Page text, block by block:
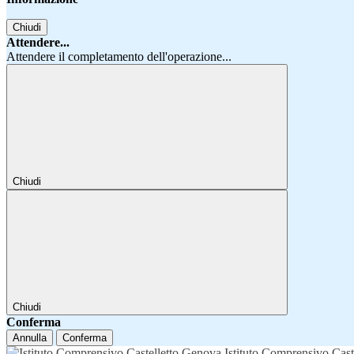
Chiudi
Attendere...
Attendere il completamento dell'operazione...
Chiudi
Chiudi
Conferma
Annulla Conferma